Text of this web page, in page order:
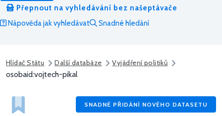
Přepnout na vyhledávání bez našeptávače
Nápověda jak vyhledávat
Snadné hledání
Hlídač Státu Další databáze Vyjádření politiků
osobaid:vojtech-pikal
SNADNÉ PŘIDÁNÍ NOVÉHO DATASETU